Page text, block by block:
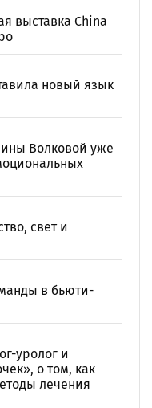
выставка China
новый язык
Волковой уже
свет и
в бьюти-
уролог и
о том, как
лечения